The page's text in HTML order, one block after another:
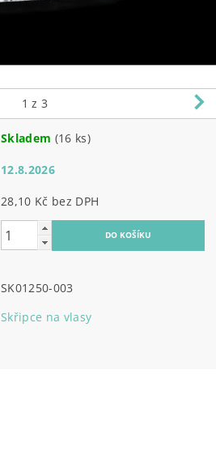
1 z 3
Skladem (16 ks)
12.8.2026
28,10 Kč bez DPH
SK01250-003
Skřipce na vlasy